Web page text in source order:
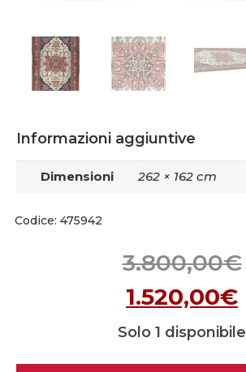
Informazioni aggiuntive
Dimensioni 262 × 162 cm
Codice: 475942
3.800,00€
1.520,00€
Solo 1 disponibile